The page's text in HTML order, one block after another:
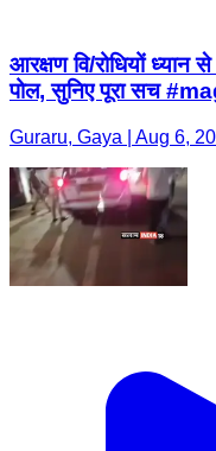
आरक्षण वि/रोधियों
पोल, सुनिए पूरा सच
Guraru, Gaya | Aug 6,